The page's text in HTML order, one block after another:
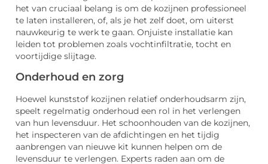
het van cruciaal belang is om de kozijnen professioneel
te laten installeren, of, als je het zelf doet, om uiterst
nauwkeurig te werk te gaan. Onjuiste installatie kan
leiden tot problemen zoals vochtinfiltratie, tocht en
voortijdige slijtage.
Onderhoud en zorg
Hoewel kunststof kozijnen relatief onderhoudsarm zijn,
speelt regelmatig onderhoud een rol in het verlengen
van hun levensduur. Het schoonhouden van de kozijnen,
het inspecteren van de afdichtingen en het tijdig
aanbrengen van nieuwe kit kunnen helpen om de
levensduur te verlengen. Experts raden aan om de